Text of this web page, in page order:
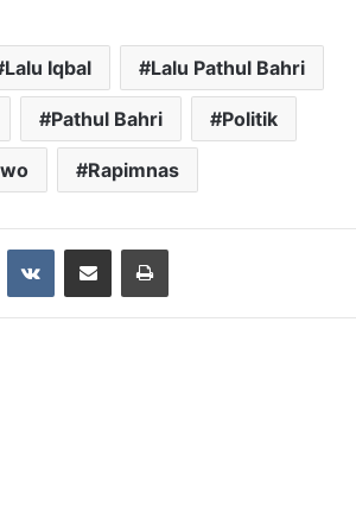
Lalu Iqbal Lalu Pathul Bahri
Pathul Bahri Politik
Rapimnas
VKontakteShare via Email Print